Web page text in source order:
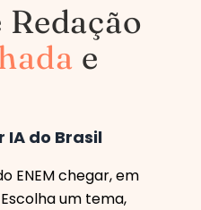
e
do Brasil
ENEM chegar, em
um tema,